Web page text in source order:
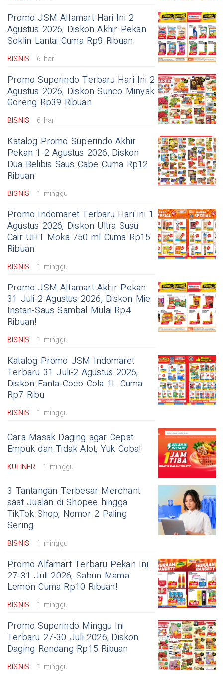
Promo JSM Alfamart Hari Ini 2
Agustus 2026, Diskon Akhir Pekan
Soklin Lantai Cuma Rp9 Ribuan
BISNIS 6 hari
Promo Superindo Terbaru Hari Ini 2
Agustus 2026, Diskon Sunco Minyak
Goreng Rp39 Ribuan
BISNIS 6 hari
Katalog Promo Superindo Akhir
Pekan 1-2 Agustus 2026, Diskon
Dua Belibis Saus Cabe Cuma Rp12
Ribuan
BISNIS 1 minggu
Promo Indomaret Terbaru Hari ini 1
Agustus 2026, Diskon Ultra Susu
Cair UHT Moka 750 ml Cuma Rp15
Ribuan
BISNIS 1 minggu
Promo JSM Alfamart Akhir Pekan
31 Juli-2 Agustus 2026, Diskon Mie
Instan-Saus Sambal Mulai Rp4
Ribuan!
BISNIS 1 minggu
Katalog Promo JSM Indomaret
Terbaru 31 Juli-2 Agustus 2026,
Diskon Fanta-Coco Cola 1L Cuma
Rp7 Ribu
BISNIS 1 minggu
Cara Masak Daging agar Cepat
Empuk dan Tidak Alot, Yuk Coba!
KULINER 1 minggu
3 Tantangan Terbesar Merchant
saat Jualan di Shopee hingga
TikTok Shop, Nomor 2 Paling
Sering
BISNIS 1 minggu
Promo Alfamart Terbaru Pekan Ini
27-31 Juli 2026, Sabun Mama
Lemon Cuma Rp10 Ribuan!
BISNIS 1 minggu
Promo Superindo Minggu Ini
Terbaru 27-30 Juli 2026, Diskon
Daging Rendang Rp15 Ribuan
BISNIS 1 minggu